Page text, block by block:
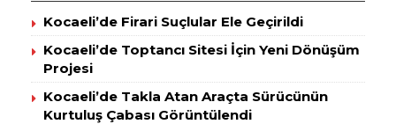
Kocaeli’de Firari Suçlular Ele Geçirildi
Kocaeli’de Toptancı Sitesi İçin Yeni Dönüşüm
Projesi
Kocaeli’de Takla Atan Araçta Sürücünün
Kurtuluş Çabası Görüntülendi